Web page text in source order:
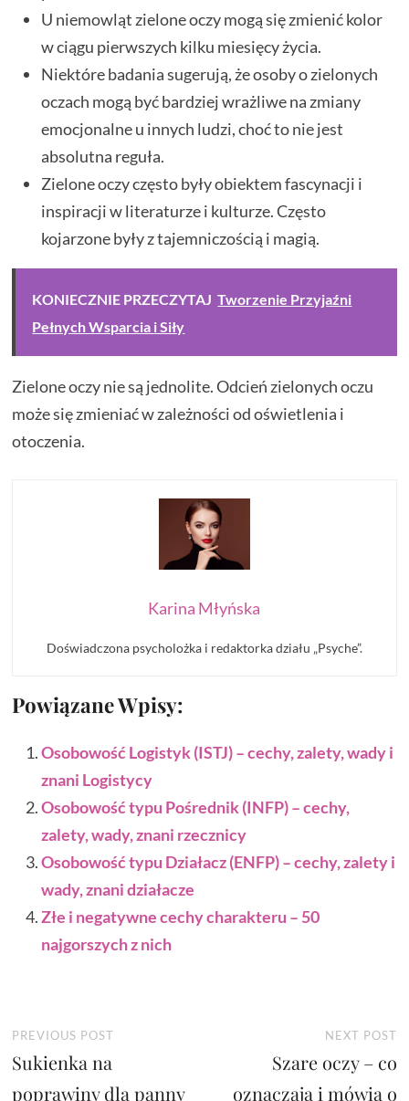
U niemowląt zielone oczy mogą się zmienić kolor
w ciągu pierwszych kilku miesięcy życia.
Niektóre badania sugerują, że osoby o zielonych
oczach mogą być bardziej wrażliwe na zmiany
emocjonalne u innych ludzi, choć to nie jest
absolutna reguła.
Zielone oczy często były obiektem fascynacji i
inspiracji w literaturze i kulturze. Często
kojarzone były z tajemniczością i magią.
KONIECZNIE PRZECZYTAJ Tworzenie Przyjaźni
Pełnych Wsparcia i Siły
Zielone oczy nie są jednolite. Odcień zielonych oczu
może się zmieniać w zależności od oświetlenia i
otoczenia.
Karina Młyńska
Doświadczona psycholożka i redaktorka działu „Psyche”.
Powiązane Wpisy:
Osobowość Logistyk (ISTJ) – cechy, zalety, wady i
znani Logistycy
Osobowość typu Pośrednik (INFP) – cechy,
zalety, wady, znani rzecznicy
Osobowość typu Działacz (ENFP) – cechy, zalety i
wady, znani działacze
Złe i negatywne cechy charakteru – 50
najgorszych z nich
Nawigacja
wpisu
PREVIOUS POST
Sukienka na
poprawiny dla panny
NEXT POST
Szare oczy – co
oznaczają i mówią o